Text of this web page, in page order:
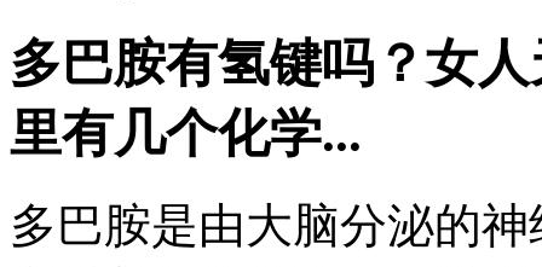
多巴胺有氢键吗？女
里有几个化学...
多巴胺是由大脑分泌的